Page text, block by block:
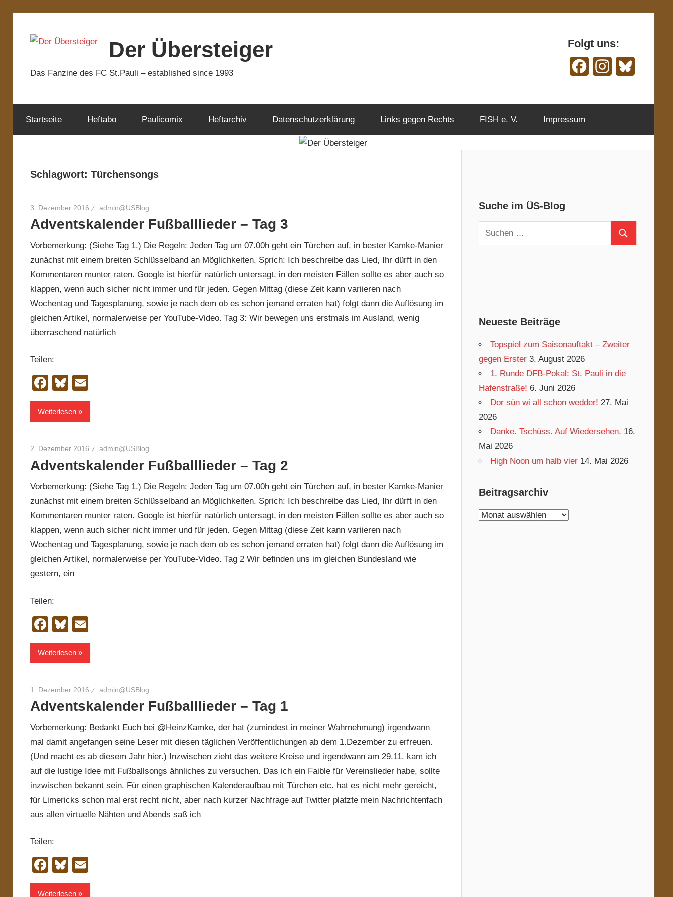
Inhalt
Der Übersteiger
Das Fanzine des FC St.Pauli – established since 1993
Folgt uns:
FacebookInstagram
Startseite Heftabo Paulicomix Heftarchiv Datenschutzerklärung Links gegen Rechts FISH e. V. Impressum
Schlagwort: Türchensongs
3. Dezember 2016 admin@USBlog
Adventskalender Fußballlieder – Tag 3
Vorbemerkung: (Siehe Tag 1.) Die Regeln: Jeden Tag um 07.00h geht ein Türchen auf, in bester Kamke-Manier
zunächst mit einem breiten Schlüsselband an Möglichkeiten. Sprich: Ich beschreibe das Lied, Ihr dürft in den
Kommentaren munter raten. Google ist hierfür natürlich untersagt, in den meisten Fällen sollte es aber auch so
klappen, wenn auch sicher nicht immer und für jeden. Gegen Mittag (diese Zeit kann variieren nach
Wochentag und Tagesplanung, sowie je nach dem ob es schon jemand erraten hat) folgt dann die Auflösung im
gleichen Artikel, normalerweise per YouTube-Video. Tag 3: Wir bewegen uns erstmals im Ausland, wenig
überraschend natürlich
Teilen:
Facebook
Bluesky
Weiterlesen
2. Dezember 2016 admin@USBlog
Adventskalender Fußballlieder – Tag 2
Vorbemerkung: (Siehe Tag 1.) Die Regeln: Jeden Tag um 07.00h geht ein Türchen auf, in bester Kamke-Manier
zunächst mit einem breiten Schlüsselband an Möglichkeiten. Sprich: Ich beschreibe das Lied, Ihr dürft in den
Kommentaren munter raten. Google ist hierfür natürlich untersagt, in den meisten Fällen sollte es aber auch so
klappen, wenn auch sicher nicht immer und für jeden. Gegen Mittag (diese Zeit kann variieren nach
Wochentag und Tagesplanung, sowie je nach dem ob es schon jemand erraten hat) folgt dann die Auflösung im
gleichen Artikel, normalerweise per YouTube-Video. Tag 2 Wir befinden uns im gleichen Bundesland wie
gestern, ein
Teilen:
Facebook
Bluesky
Weiterlesen
1. Dezember 2016 admin@USBlog
Adventskalender Fußballlieder – Tag 1
Vorbemerkung: Bedankt Euch bei @HeinzKamke, der hat (zumindest in meiner Wahrnehmung) irgendwann
mal damit angefangen seine Leser mit diesen täglichen Veröffentlichungen ab dem 1.Dezember zu erfreuen.
(Und macht es ab diesem Jahr hier.) Inzwischen zieht das weitere Kreise und irgendwann am 29.11. kam ich
auf die lustige Idee mit Fußballsongs ähnliches zu versuchen. Das ich ein Faible für Vereinslieder habe, sollte
inzwischen bekannt sein. Für einen graphischen Kalenderaufbau mit Türchen etc. hat es nicht mehr gereicht,
für Limericks schon mal erst recht nicht, aber nach kurzer Nachfrage auf Twitter platzte mein Nachrichtenfach
aus allen virtuelle Nähten und Abends saß ich
Teilen:
Facebook
Bluesky
Weiterlesen
Suche im ÜS-Blog
Suchen
nach:
Suchen
Neueste Beiträge
Topspiel zum Saisonauftakt – Zweiter
gegen Erster 3. August 2026
1. Runde DFB-Pokal: St. Pauli in die
Hafenstraße! 6. Juni 2026
Dor sün wi all schon wedder! 27. Mai
2026
Danke. Tschüss. Auf Wiedersehen. 16.
Mai 2026
High Noon um halb vier 14. Mai 2026
Beitragsarchiv
Beitragsarchiv